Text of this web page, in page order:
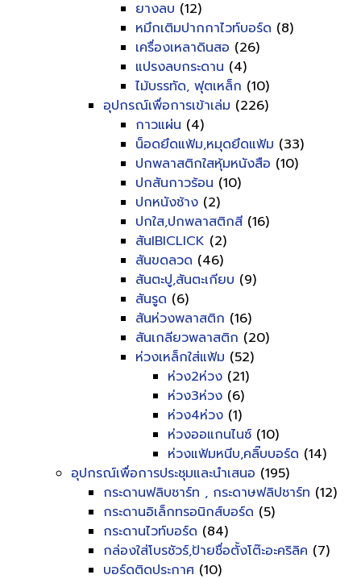
ยางลบ (12)
หมึกเติมปากกาไวท์บอร์ด (8)
เครื่องเหลาดินสอ (26)
แปรงลบกระดาน (4)
ไม้บรรทัด, ฟุตเหล็ก (10)
อุปกรณ์เพื่อการเข้าเล่ม (226)
กาวแผ่น (4)
น็อดยึดแฟ้ม,หมุดยึดแฟ้ม (33)
ปกพลาสติกใสหุ้มหนังสือ (10)
ปกสันกาวร้อน (10)
ปกหนังช้าง (2)
ปกใส,ปกพลาสติกสี (16)
สันIBICLICK (2)
สันขดลวด (46)
สันตะปู,สันตะเกียบ (9)
สันรูด (6)
สันห่วงพลาสติก (16)
สันเกลียวพลาสติก (20)
ห่วงเหล็กใส่แฟ้ม (52)
ห่วง2ห่วง (21)
ห่วง3ห่วง (6)
ห่วง4ห่วง (1)
ห่วงออแกนไนซ์ (10)
ห่วงแฟ้มหนีบ,คลิ๊บบอร์ด (14)
อุปกรณ์เพื่อการประชุมและนำเสนอ (195)
กระดานฟลิบชาร์ท , กระดาษฟลิปชาร์ท (12)
กระดานอิเล็กทรอนิกส์บอร์ด (5)
กระดานไวท์บอร์ด (84)
กล่องใส่โบรชัวร์,ป้ายชื่อตั้งโต๊ะอะคริลิค (7)
บอร์ดติดประกาศ (10)